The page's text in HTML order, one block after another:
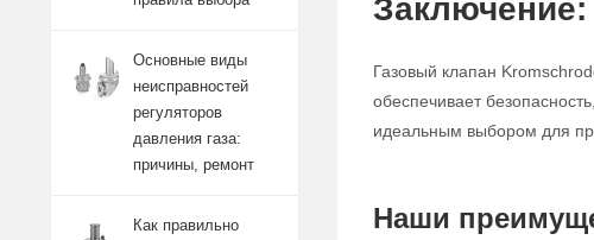
Заключение:
Газовый клапан
обеспечивает
идеальным выбором для
Наши
Основные виды
неисправностей
регуляторов
давления газа:
причины, ремонт
Как правильно